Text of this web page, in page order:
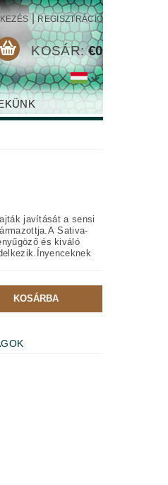
| REGISZTRÁCIÓ
KOSÁR: €0
javítását a sensi
Sativa-
és kiváló